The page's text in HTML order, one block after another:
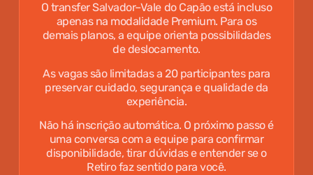
O transfer Salvador–Vale do Capão está incluso
apenas na modalidade Premium. Para os
demais planos, a equipe orienta possibilidades
de deslocamento.
As vagas são limitadas a 20 participantes para
preservar cuidado, segurança e qualidade da
experiência.
Não há inscrição automática. O próximo passo é
uma conversa com a equipe para confirmar
disponibilidade, tirar dúvidas e entender se o
Retiro faz sentido para você.